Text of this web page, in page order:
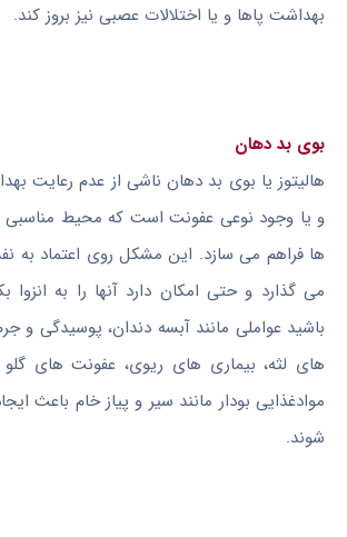
بهداشت پاها و یا اختلالات عصبی نیز بروز کند.
بوی بد دهان
هالیتوز یا بوی بد دهان ناشی از عدم رعایت
و یا وجود نوعی عفونت است که محیط مناسبی
ها فراهم می سازد. این مشکل روی اعتماد به
می گذارد و حتی امکان دارد آنها را به انزوا
باشید عواملی مانند آبسه دندان، پوسیدگی و
های لثه، بیماری های ریوی، عفونت های
موادغذایی بودار مانند سیر و پیاز خام باعث
شوند.